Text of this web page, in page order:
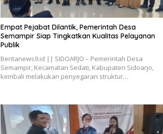
Empat Pejabat Dilantik, Pemerintah Desa
Semampir Siap Tingkatkan Kualitas Pelayanan
Publik
Beritanews9.id || SIDOARJO – Pemerintah Desa
Semampir, Kecamatan Sedati, Kabupaten Sidoarjo,
kembali melakukan penyegaran struktur…